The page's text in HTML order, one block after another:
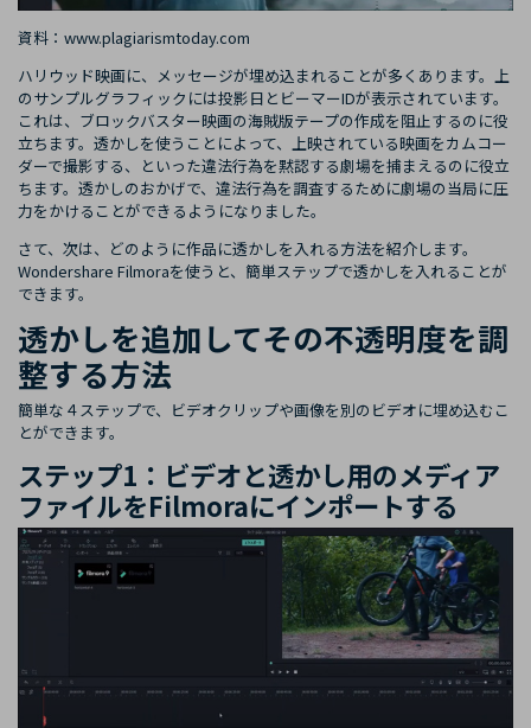
資料： www.plagiarismtoday.com
ハリウッド映画に、メッセージが埋め込まれることが多くあります。上
のサンプルグラフィックには投影日とビーマーIDが表示されています。
これは、ブロックバスター映画の海賊版テープの作成を阻止するのに役
立ちます。透かしを使うことによって、上映されている映画をカムコー
ダーで撮影する、といった違法行為を黙認する劇場を捕まえるのに役立
ちます。透かしのおかげで、違法行為を調査するために劇場の当局に圧
力をかけることができるようになりました。
さて、次は、どのように作品に透かしを入れる方法を紹介します。
Wondershare Filmoraを使うと、簡単ステップで透かしを入れることが
できます。
透かしを追加してその不透明度を調
整する方法
簡単な４ステップで、ビデオクリップや画像を別のビデオに埋め込むこ
とができます。
ステップ1：ビデオと透かし用のメディア
ファイルをFilmoraにインポートする